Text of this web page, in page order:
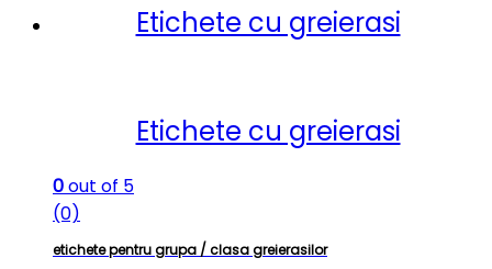
Etichete cu greierasi
Etichete cu greierasi
0out of 5
(0)
etichete pentru grupa / clasa greierasilor